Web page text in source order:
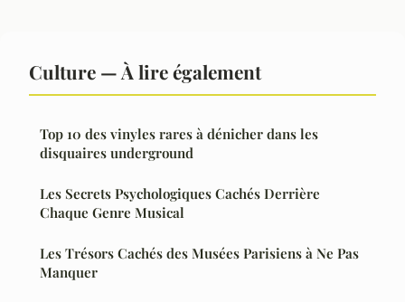
Culture — À lire également
Top 10 des vinyles rares à dénicher dans les
disquaires underground
Les Secrets Psychologiques Cachés Derrière
Chaque Genre Musical
Les Trésors Cachés des Musées Parisiens à Ne Pas
Manquer